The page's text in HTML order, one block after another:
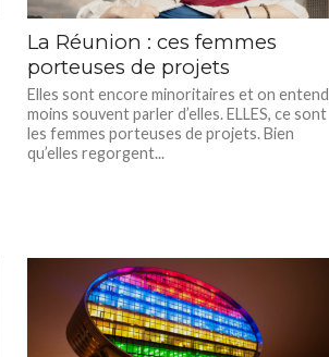
La Réunion : ces femmes
porteuses de projets
Elles sont encore minoritaires et on entend
moins souvent parler d’elles. ELLES, ce sont
les femmes porteuses de projets. Bien
qu’elles regorgent...